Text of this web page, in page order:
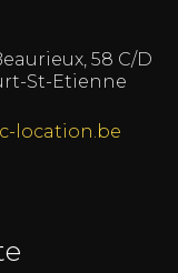
58 C/D
St-Etienne
location.be